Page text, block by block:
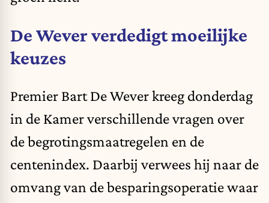
De Wever verdedigt moeilijke
keuzes
Premier Bart De Wever kreeg donderdag
in de Kamer verschillende vragen over
de begrotingsmaatregelen en de
centenindex. Daarbij verwees hij naar de
omvang van de besparingsoperatie waar